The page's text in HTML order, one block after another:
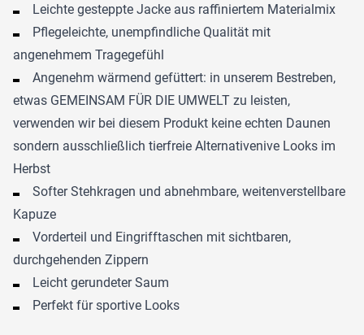
Leichte gesteppte Jacke aus raffiniertem Materialmix
Pflegeleichte, unempfindliche Qualität mit
angenehmem Tragegefühl
Angenehm wärmend gefüttert: in unserem Bestreben,
etwas GEMEINSAM FÜR DIE UMWELT zu leisten,
verwenden wir bei diesem Produkt keine echten Daunen
sondern ausschließlich tierfreie Alternativenive Looks im
Herbst
Softer Stehkragen und abnehmbare, weitenverstellbare
Kapuze
Vorderteil und Eingrifftaschen mit sichtbaren,
durchgehenden Zippern
Leicht gerundeter Saum
Perfekt für sportive Looks